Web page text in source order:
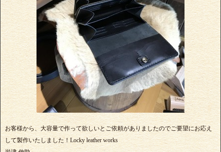
お客様から、大容量で作って欲しいとご依頼がありましたのでご要望にお応え
して製作いたしました！Locky leather works